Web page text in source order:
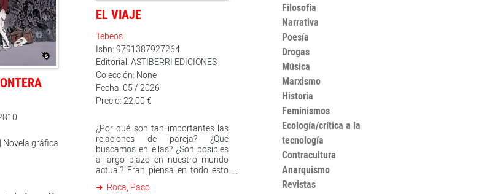
Novela gráfica
EL VIAJE
Tebeos
Isbn: 9791387927264
Editorial: ASTIBERRI EDICIONES
Colección: None
Fecha: 05 / 2026
Precio: 22.00 €
¿Por qué son tan importantes las
relaciones de pareja? ¿Qué
buscamos en ellas? ¿Son posibles
a largo plazo en nuestro mundo
actual? Fran piensa en todo esto
Patagonia argentina tras ser
Roca, Paco
Filosofía
Narrativa
Poesía
Drogas
Música
Marxismo
Historia
Feminismos
Ecología/crítica a la
tecnología
Contracultura
Anarquismo
Revistas